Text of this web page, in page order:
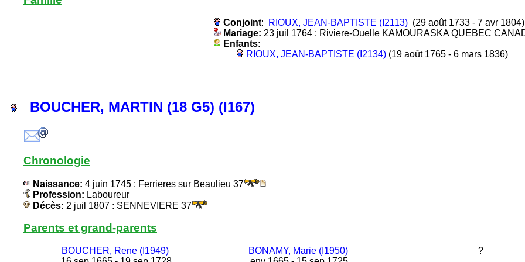
Conjoint: RIOUX, JEAN-BAPTISTE (I2113) (29 août 1733 - 7 avr 1804)
Mariage: 23 juil 1764 : Riviere-Ouelle KAMOURASKA QUEBEC
Enfants:
RIOUX, JEAN-BAPTISTE (I2134) (19 août 1765 - 6 mars 1836)
BOUCHER, MARTIN (18 G5) (I167)
Chronologie
Naissance: 4 juin 1745 : Ferrieres sur Beaulieu 37
Profession: Laboureur
Décès: 2 juil 1807 : SENNEVIERE 37
Parents et grand-parents
BOUCHER, Rene (I1949)
BONAMY, Marie (I1950)
?